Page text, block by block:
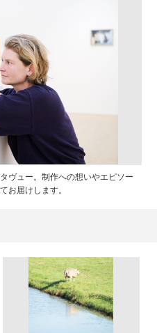
ヴュー。制作への想いやエピソー
お届けします。